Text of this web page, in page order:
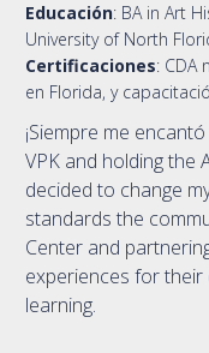
Educación: BA in Art
University of North
Certificaciones: CDA
en Florida, y
¡Siempre me
VPK and holding the
decided to change
standards the
Center and
experiences for
learning.